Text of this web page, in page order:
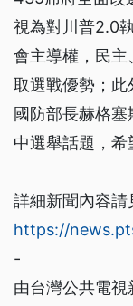
視為對川普2.0
會主導權，民
取選戰優勢；
國防部長赫格
中選舉話題，希
詳細新聞內容請
https://
-
由台灣公共電